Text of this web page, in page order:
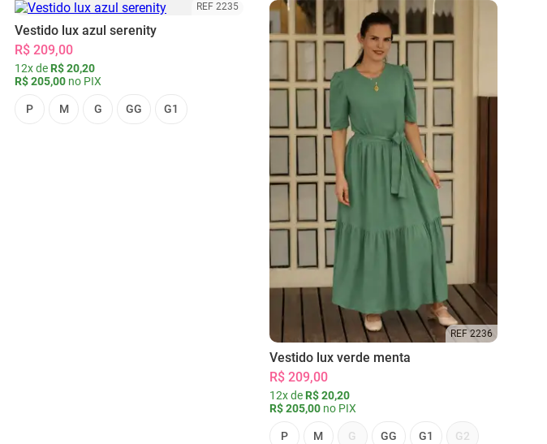
REF 2235
Vestido lux azul serenity
R$ 209,00
12x de R$ 20,20
R$ 205,00 no PIX
P M G GG G1
REF 2236
Vestido lux verde menta
R$ 209,00
12x de R$ 20,20
R$ 205,00no PIX
P M G GG G1 G2